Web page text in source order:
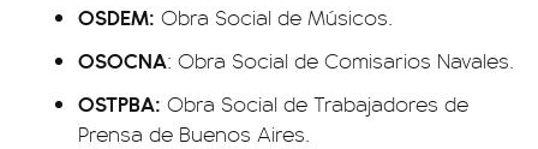
OSDEM: Obra Social de Músicos.
OSOCNA: Obra Social de Comisarios Navales.
OSTPBA: Obra Social de Trabajadores de
Prensa de Buenos Aires.